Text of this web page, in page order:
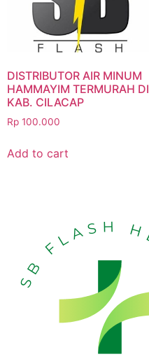
DISTRIBUTOR AIR MINUM
HAMMAYIM TERMURAH DI
KAB. CILACAP
Rp 100.000
Add to cart